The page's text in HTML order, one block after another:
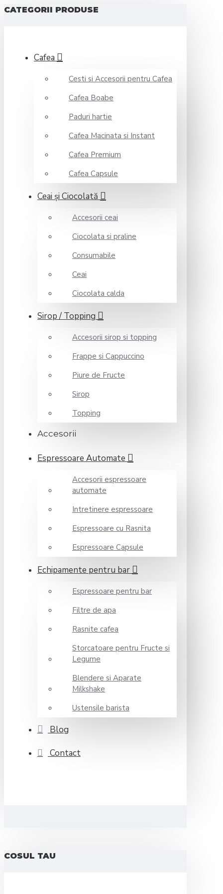
CATEGORII PRODUSE
Cafea
Cesti si Accesorii pentru Cafea
Cafea Boabe
Paduri hartie
Cafea Macinata si Instant
Cafea Premium
Cafea Capsule
Ceai şi Ciocolată
Accesorii ceai
Ciocolata si praline
Consumabile
Ceai
Ciocolata calda
Sirop / Topping
Accesorii sirop si topping
Frappe si Cappuccino
Piure de Fructe
Sirop
Topping
Accesorii
Espressoare Automate
Accesorii espressoare
automate
Intretinere espressoare
Espressoare cu Rasnita
Espressoare Capsule
Echipamente pentru bar
Espressoare pentru bar
Filtre de apa
Rasnite cafea
Storcatoare pentru Fructe si
Legume
Blendere si Aparate
Milkshake
Ustensile barista
Blog
Contact
COSUL TAU